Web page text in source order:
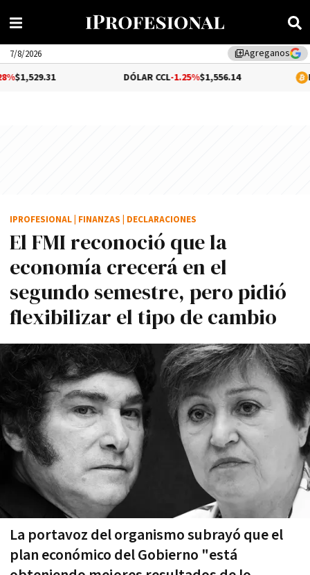
library_addAgreganos
7/8/2026
DÓLAR CCL-1.25%$1,556.14 BITCOIN
El FMI reconoció que la
economía crecerá en el
segundo semestre, pero pidió
flexibilizar el tipo de cambio
La portavoz del organismo subrayó que el
plan económico del Gobierno "está
IPROFESIONAL FINANZAS DECLARACIONES